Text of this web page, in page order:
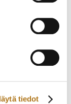
tiedot
BY SOU
€